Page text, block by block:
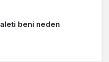
beni neden